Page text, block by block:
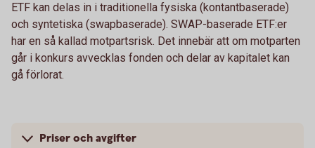
ETF kan delas in i traditionella fysiska (kontantbaserade)
och syntetiska (swapbaserade). SWAP-baserade ETF:er
har en så kallad motpartsrisk. Det innebär att om motparten
går i konkurs avvecklas fonden och delar av kapitalet kan
gå förlorat.
Priser och avgifter